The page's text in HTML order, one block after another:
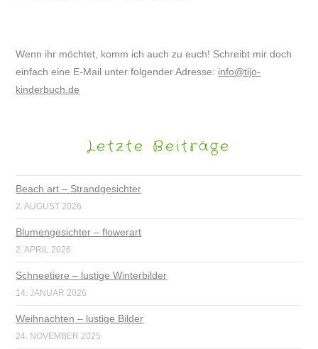
Wenn ihr möchtet, komm ich auch zu euch! Schreibt mir doch
einfach eine E-Mail unter folgender Adresse: info@tijo-
kinderbuch.de
Letzte Beiträge
Beach art – Strandgesichter
2. AUGUST 2026
Blumengesichter – flowerart
2. APRIL 2026
Schneetiere – lustige Winterbilder
14. JANUAR 2026
Weihnachten – lustige Bilder
24. NOVEMBER 2025